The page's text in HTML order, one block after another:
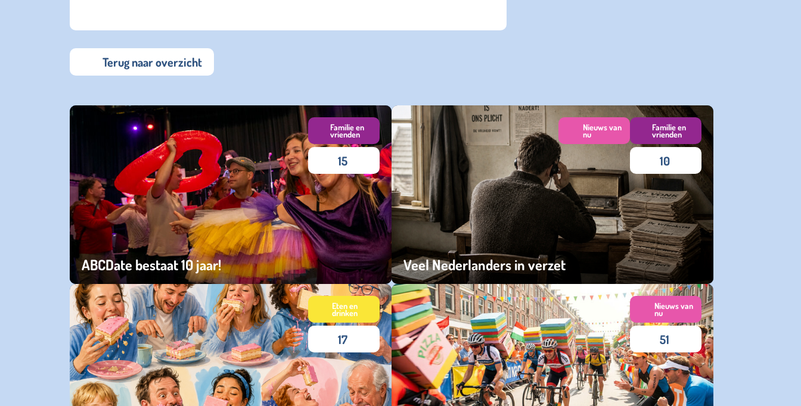
Terug naar overzicht
ABCDate bestaat 10 jaar!
dinsdag 02 juni 2026
Familie en
vrienden
15
Veel Nederlanders in verzet
maandag 04 mei 2026
Nieuws van
nu
Familie en
vrienden
10
Eten en
drinken
17
Nieuws van
nu
51